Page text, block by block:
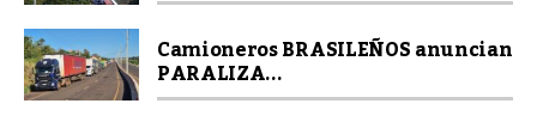
Camioneros BRASILEÑOS anuncian
PARALIZA...